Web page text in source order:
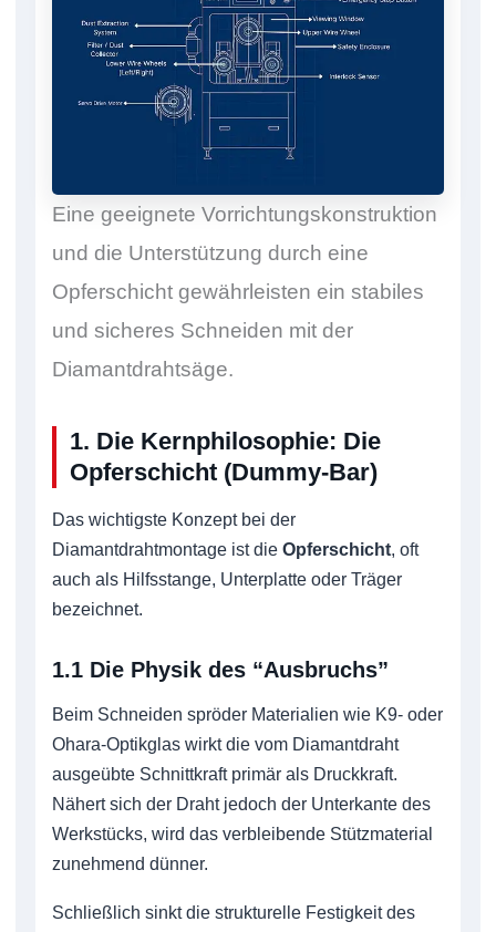
Eine geeignete Vorrichtungskonstruktion
und die Unterstützung durch eine
Opferschicht gewährleisten ein stabiles
und sicheres Schneiden mit der
Diamantdrahtsäge.
1. Die Kernphilosophie: Die
Opferschicht (Dummy-Bar)
Das wichtigste Konzept bei der
Diamantdrahtmontage ist die Opferschicht, oft
auch als Hilfsstange, Unterplatte oder Träger
bezeichnet.
1.1 Die Physik des “Ausbruchs”
Beim Schneiden spröder Materialien wie K9- oder
Ohara-Optikglas wirkt die vom Diamantdraht
ausgeübte Schnittkraft primär als Druckkraft.
Nähert sich der Draht jedoch der Unterkante des
Werkstücks, wird das verbleibende Stützmaterial
zunehmend dünner.
Schließlich sinkt die strukturelle Festigkeit des